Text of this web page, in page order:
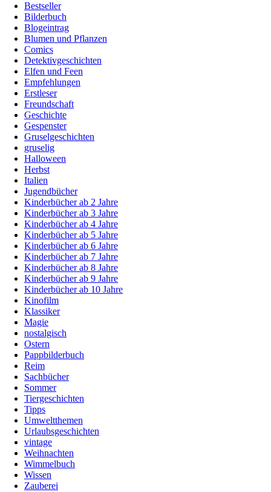
Bestseller
Bilderbuch
Blogeintrag
Blumen und Pflanzen
Comics
Detektivgeschichten
Elfen und Feen
Empfehlungen
Erstleser
Freundschaft
Geschichte
Gespenster
Gruselgeschichten
gruselig
Halloween
Herbst
Italien
Jugendbücher
Kinderbücher ab 2 Jahre
Kinderbücher ab 3 Jahre
Kinderbücher ab 4 Jahre
Kinderbücher ab 5 Jahre
Kinderbücher ab 6 Jahre
Kinderbücher ab 7 Jahre
Kinderbücher ab 8 Jahre
Kinderbücher ab 9 Jahre
Kinderbücher ab 10 Jahre
Kinofilm
Klassiker
Magie
nostalgisch
Ostern
Pappbilderbuch
Reim
Sachbücher
Sommer
Tiergeschichten
Tipps
Umweltthemen
Urlaubsgeschichten
vintage
Weihnachten
Wimmelbuch
Wissen
Zauberei